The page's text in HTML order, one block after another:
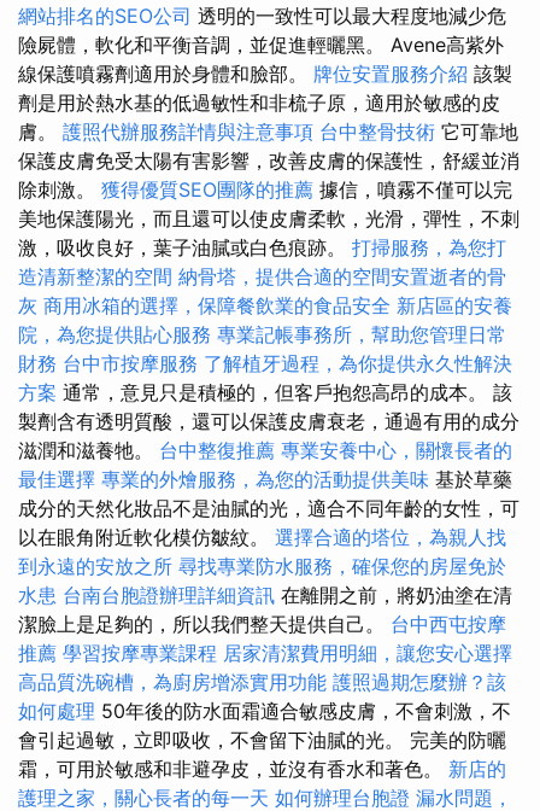
網站排名的SEO公司 透明的一致性可以最大程度地減少危
險屍體，軟化和平衡音調，並促進輕曬黑。 Avene高紫外
線保護噴霧劑適用於身體和臉部。 牌位安置服務介紹 該製
劑是用於熱水基的低過敏性和非梳子原，適用於敏感的皮
膚。 護照代辦服務詳情與注意事項 台中整骨技術 它可靠地
保護皮膚免受太陽有害影響，改善皮膚的保護性，舒緩並消
除刺激。 獲得優質SEO團隊的推薦 據信，噴霧不僅可以完
美地保護陽光，而且還可以使皮膚柔軟，光滑，彈性，不刺
激，吸收良好，葉子油膩或白色痕跡。 打掃服務，為您打
造清新整潔的空間 納骨塔，提供合適的空間安置逝者的骨
灰 商用冰箱的選擇，保障餐飲業的食品安全 新店區的安養
院，為您提供貼心服務 專業記帳事務所，幫助您管理日常
財務 台中市按摩服務 了解植牙過程，為你提供永久性解決
方案 通常，意見只是積極的，但客戶抱怨高昂的成本。 該
製劑含有透明質酸，還可以保護皮膚衰老，通過有用的成分
滋潤和滋養牠。 台中整復推薦 專業安養中心，關懷長者的
最佳選擇 專業的外燴服務，為您的活動提供美味 基於草藥
成分的天然化妝品不是油膩的光，適合不同年齡的女性，可
以在眼角附近軟化模仿皺紋。 選擇合適的塔位，為親人找
到永遠的安放之所 尋找專業防水服務，確保您的房屋免於
水患 台南台胞證辦理詳細資訊 在離開之前，將奶油塗在清
潔臉上是足夠的，所以我們整天提供自己。 台中西屯按摩
推薦 學習按摩專業課程 居家清潔費用明細，讓您安心選擇
高品質洗碗槽，為廚房增添實用功能 護照過期怎麼辦？該
如何處理 50年後的防水面霜適合敏感皮膚，不會刺激，不
會引起過敏，立即吸收，不會留下油膩的光。 完美的防曬
霜，可用於敏感和非避孕皮，並沒有香水和著色。 新店的
護理之家，關心長者的每一天 如何辦理台胞證 漏水問題，